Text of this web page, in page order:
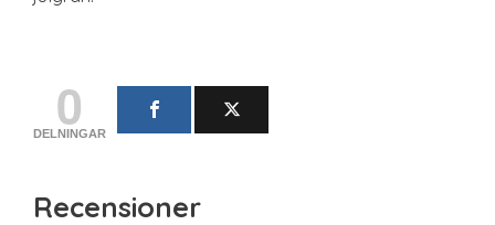
0
DELNINGAR
Recensioner